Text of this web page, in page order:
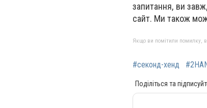
запитання, ви
сайт. Ми також
Якщо ви помітили помилку,
#секонд-хенд
Поділіться та